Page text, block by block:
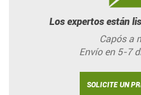
Los expertos están
Capós a
Envío en 5-7
SOLICITE UN